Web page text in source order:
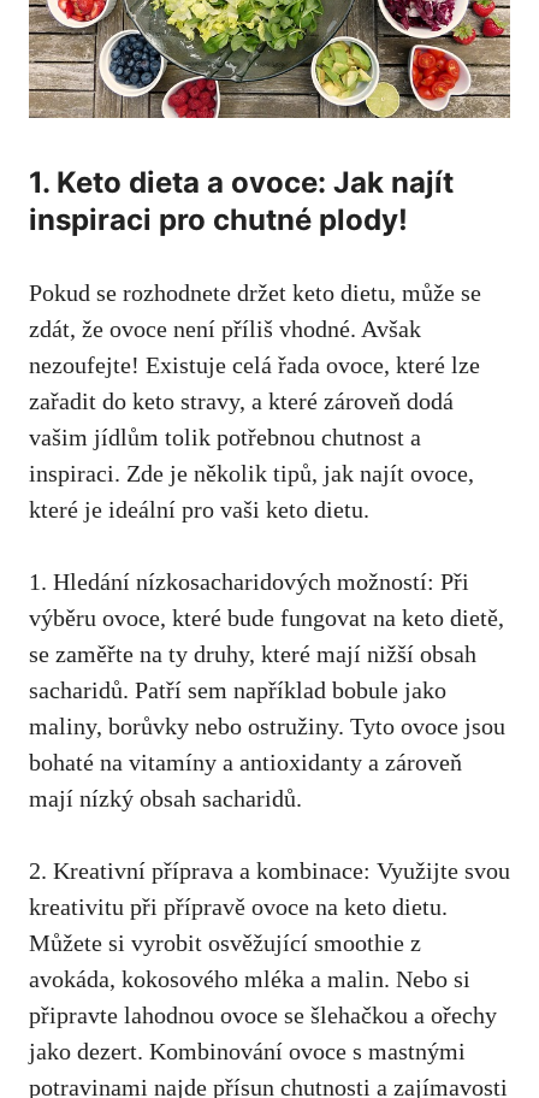
1. Keto ⁢dieta a ovoce: Jak najít
inspiraci pro chutné ⁤plody!
Pokud se rozhodnete‍ držet keto dietu, může se
zdát, že ovoce není příliš​ vhodné. Avšak
nezoufejte! Existuje ​celá řada ovoce, které lze
zařadit ⁤do keto stravy, a které zároveň dodá
vašim jídlům tolik ⁢potřebnou chutnost a
inspiraci. Zde je několik⁣ tipů, jak najít ovoce,
které je ideální pro vaši keto dietu.
1. Hledání nízkosacharidových možností: Při
‍výběru ovoce, které bude fungovat​ na keto dietě,
se zaměřte na ty druhy,⁣ které‌ mají‍ nižší obsah
sacharidů. Patří sem například bobule ⁣jako
maliny, borůvky nebo ‌ostružiny. Tyto⁣ ovoce ⁢jsou‌
bohaté na vitamíny a ‌antioxidanty a zároveň
mají ‍nízký obsah ⁤sacharidů.
2. Kreativní příprava a kombinace: Využijte svou
kreativitu při přípravě ovoce na keto dietu.
Můžete si vyrobit‌ osvěžující ⁤smoothie ⁣z
avokáda, kokosového mléka a malin. Nebo si
připravte ‍lahodnou ovoce ⁢se šlehačkou a ořechy​
jako dezert. Kombinování ovoce⁢ s mastnými​
potravinami najde přísun chutnosti a‌ zajímavosti